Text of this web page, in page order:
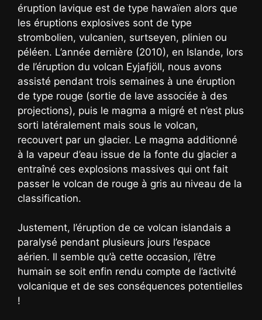
éruption lavique est de type hawaïen alors que
les éruptions explosives sont de type
strombolien, vulcanien, surtseyen, plinien ou
péléen. L’année dernière (2010), en Islande, lors
de l’éruption du volcan Eyjafjöll, nous avons
assisté pendant trois semaines à une éruption
de type rouge (sortie de lave associée à des
projections), puis le magma a migré et n’est plus
sorti latéralement mais sous le volcan,
recouvert par un glacier. Le magma additionné
à la vapeur d’eau issue de la fonte du glacier a
entraîné ces explosions massives qui ont fait
passer le volcan de rouge à gris au niveau de la
classification.
Justement, l’éruption de ce volcan islandais a
paralysé pendant plusieurs jours l’espace
aérien. Il semble qu’à cette occasion, l’être
humain se soit enfin rendu compte de l’activité
volcanique et de ses conséquences potentielles
!